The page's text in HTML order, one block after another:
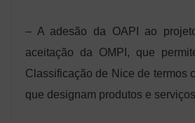
– A adesão da OAPI ao
aceitação da OMPI, que
Classificação de Nice de termos
que designam produtos e